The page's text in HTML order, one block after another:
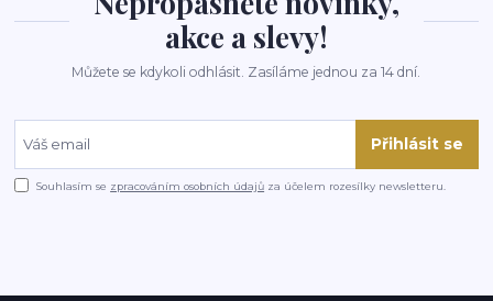
akce a slevy!
Můžete se kdykoli odhlásit. Zasíláme jednou za 14 dní.
Přihlásit se
Souhlasím se zpracováním osobních údajů za účelem rozesílky newsletteru.